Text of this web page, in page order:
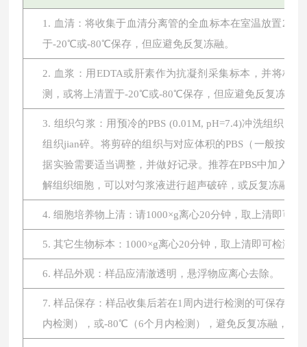
1. 血清：将收集于血清分离管的全血标本在室温放置2
于-20℃或-80℃保存，但应避免反复冻融。
2. 血浆：用EDTA或肝素作为抗凝剂采集标本，并将标
测，或将上清置于-20℃或-80℃保存，但应避免反复冻融。
3. 组织匀浆：用预冷的PBS (0.01M, pH=7.4)冲洗组织，
组织jian碎。将剪碎的组织与对应体积的PBS（一般按
据实验需要适当调整，并做好记录。推荐在PBS中加入
解组织细胞，可以对匀浆液进行超声破碎，或反复冻融。
4. 细胞培养物上清：请1000×g离心20分钟，取上清即可
5. 其它生物标本：1000×g离心20分钟，取上清即可检测。
6. 样品外观：样品应清澈透明，悬浮物应离心去除。
7. 样品保存：样品收集后若在1周内进行检测的可保存
内检测），或-80℃（6个月内检测），避免反复冻融，标